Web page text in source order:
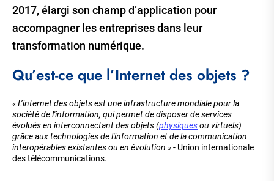
2017, élargi son champ d’application pour
accompagner les entreprises dans leur
transformation numérique.
Qu’est-ce que l’Internet des objets ?
« L’internet des objets est une infrastructure mondiale pour la
société de l'information, qui permet de disposer de services
évolués en interconnectant des objets (physiquesou virtuels)
grâce aux technologies de l'information et de la communication
interopérables existantes ou en évolution »- Union internationale
des télécommunications.